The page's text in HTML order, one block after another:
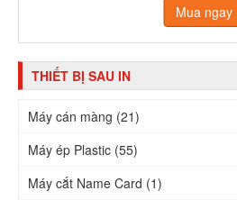
Mua ngay
THIẾT BỊ SAU IN
Máy cán màng (21)
Máy ép Plastic (55)
Máy cắt Name Card (1)